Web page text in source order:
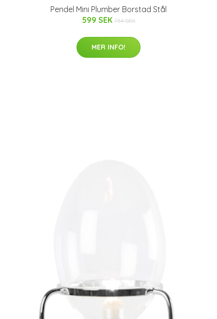
Pendel Mini Plumber Borstad Stål
599 SEK 734 SEK
MER INFO!